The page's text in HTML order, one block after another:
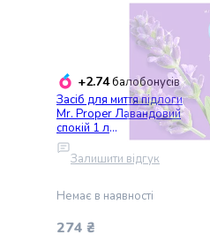
Драже
льодяники
Жувальні
цукерки
Зефір
та
маршмелоу
Кекси
+2.74балобонусів
Засіб для миття підлоги
Mr. Proper Лавандовий
спокій 1 л
(4084500644946)
Залишити відгук
Немає в наявності
274 ₴